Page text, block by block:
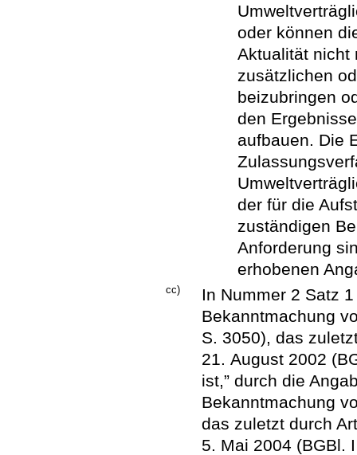
oder können
Aktualität nicht
zusätzlichen
beizubringen
den
aufbauen. Die
der für die
zuständigen
Anforderung
erhobenen
cc)
In Nummer 2 Satz
Bekanntmachung
S. 3050), das
21. August 2002
ist,” durch die
Bekanntmachung
das zuletzt durch
5. Mai 2004 (BGBl.